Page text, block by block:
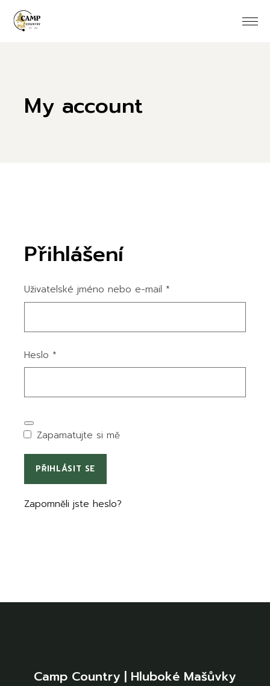
the
content
My account
Přihlášení
Uživatelské jméno nebo e-mail *
Heslo *
Zapamatujte si mě
PŘIHLÁSIT SE
Zapomněli jste heslo?
Camp Country | Hluboké Mašůvky